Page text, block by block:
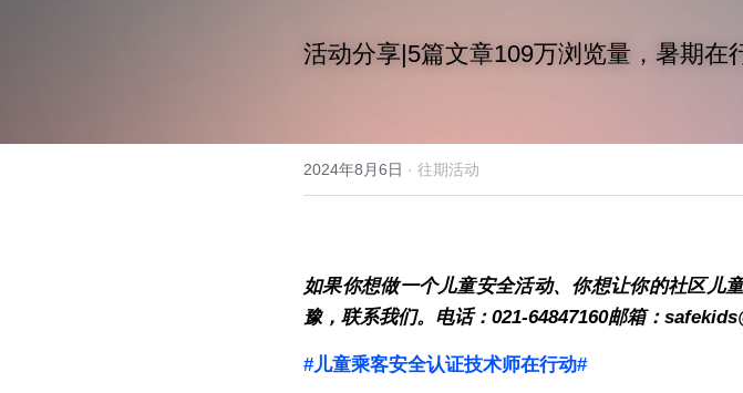
活动分享|5篇文章109万浏览量，暑期在
2024年8月6日 · 往期活动
如果你想做一个儿童安全活动、你想让你的社区儿
豫，联系我们。电话：021-64847160邮箱：
#儿童乘客安全认证技术师在行动#